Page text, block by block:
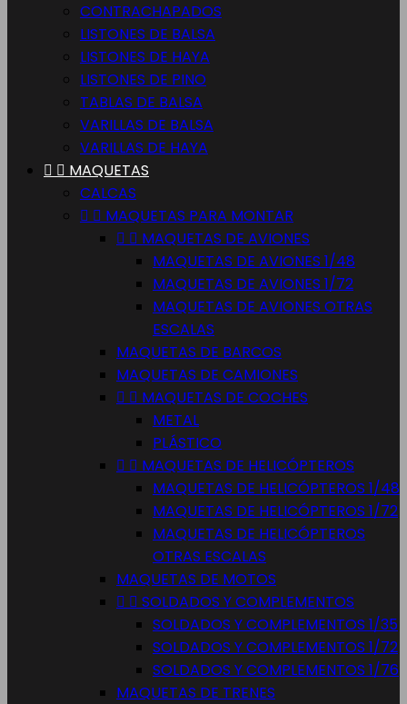
CONTRACHAPADOS
LISTONES DE BALSA
LISTONES DE HAYA
LISTONES DE PINO
TABLAS DE BALSA
VARILLAS DE BALSA
VARILLAS DE HAYA
  MAQUETAS
CALCAS
  MAQUETAS PARA MONTAR
  MAQUETAS DE AVIONES
MAQUETAS DE AVIONES 1/48
MAQUETAS DE AVIONES 1/72
MAQUETAS DE AVIONES OTRAS
ESCALAS
MAQUETAS DE BARCOS
MAQUETAS DE CAMIONES
  MAQUETAS DE COCHES
METAL
PLÁSTICO
  MAQUETAS DE HELICÓPTEROS
MAQUETAS DE HELICÓPTEROS 1/48
MAQUETAS DE HELICÓPTEROS 1/72
MAQUETAS DE HELICÓPTEROS
OTRAS ESCALAS
MAQUETAS DE MOTOS
  SOLDADOS Y COMPLEMENTOS
SOLDADOS Y COMPLEMENTOS 1/35
SOLDADOS Y COMPLEMENTOS 1/72
SOLDADOS Y COMPLEMENTOS 1/76
MAQUETAS DE TRENES